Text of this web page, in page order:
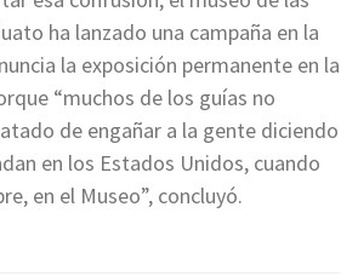
ha lanzado una campaña en la
la exposición permanente en la
“muchos de los guías no
de engañar a la gente diciendo
en los Estados Unidos, cuando
en el Museo”, concluyó.